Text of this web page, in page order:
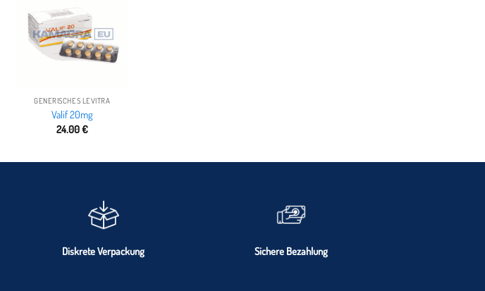
GENERISCHES LEVITRA
Valif 20mg
24.00€
Diskrete Verpackung Sichere Bezahlung